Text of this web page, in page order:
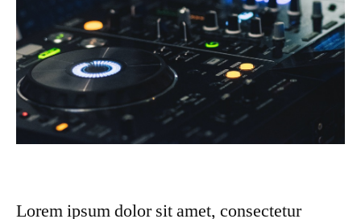
Lorem ipsum dolor sit amet, consectetur